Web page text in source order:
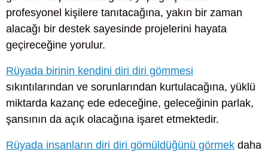
profesyonel kişilere tanıtacağına, yakın bir zaman
alacağı bir destek sayesinde projelerini hayata
geçireceğine yorulur.
Rüyada birinin kendini diri diri gömmesi
sıkıntılarından ve sorunlarından kurtulacağına, yüklü
miktarda kazanç ede edeceğine, geleceğinin parlak,
şansının da açık olacağına işaret etmektedir.
Rüyada insanların diri diri gömüldüğünü görmek daha